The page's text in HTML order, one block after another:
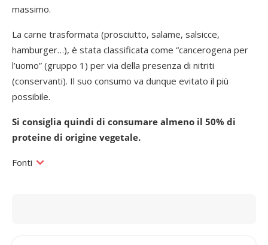
massimo.
La carne trasformata (prosciutto, salame, salsicce,
hamburger…), è stata classificata come “cancerogena per
l’uomo” (gruppo 1) per via della presenza di nitriti
(conservanti). Il suo consumo va dunque evitato il più
possibile.
Si consiglia quindi di consumare almeno il 50% di
proteine di origine vegetale.
Fonti